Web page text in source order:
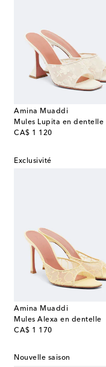
Amina Muaddi
Mules Lupita en dentelle
CA$ 1 120
original price
Exclusivité
Amina Muaddi
Mules Alexa en dentelle
CA$ 1 170
original price
Nouvelle saison